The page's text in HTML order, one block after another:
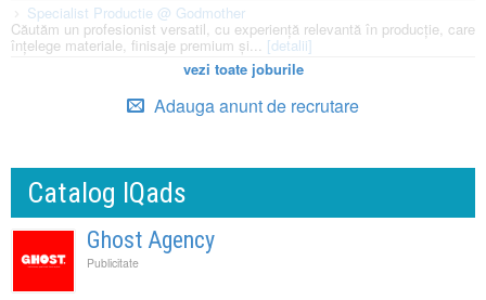
Specialist Productie @ Godmother
Căutăm un profesionist versatil, cu experiență relevantă în producție, care
înțelege materiale, finisaje premium și... [detalii]
vezi toate joburile
Adauga anunt de recrutare
Catalog IQads
Ghost Agency
Publicitate